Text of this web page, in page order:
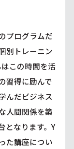
プログラムだ
別トレーニン
この時間を活
習得に励んで
んだビジネス
人間関係を築
となります。Y
た講座につい